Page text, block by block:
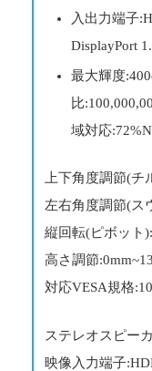
入出力端子
DisplayPort
最大輝度
比
域対応
上下角度調節(チ
左右角度調節(ス
縦回転(ピボット
高さ調節
対応VESA規格
ステレオスピー
映像入力端子